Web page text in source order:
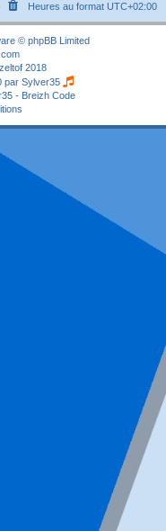
Heures au format UTC+02:00
© phpBB Limited
2018
par Sylver35
- Breizh Code